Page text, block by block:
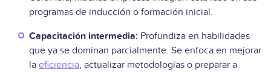
programas de inducción o formación inicial.
Capacitación intermedia: Profundiza en habilidades
que ya se dominan parcialmente. Se enfoca en mejorar
la eficiencia, actualizar metodologías o preparar a